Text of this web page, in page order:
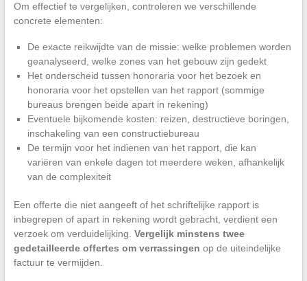
Om effectief te vergelijken, controleren we verschillende
concrete elementen:
De exacte reikwijdte van de missie: welke problemen worden
geanalyseerd, welke zones van het gebouw zijn gedekt
Het onderscheid tussen honoraria voor het bezoek en
honoraria voor het opstellen van het rapport (sommige
bureaus brengen beide apart in rekening)
Eventuele bijkomende kosten: reizen, destructieve boringen,
inschakeling van een constructiebureau
De termijn voor het indienen van het rapport, die kan
variëren van enkele dagen tot meerdere weken, afhankelijk
van de complexiteit
Een offerte die niet aangeeft of het schriftelijke rapport is
inbegrepen of apart in rekening wordt gebracht, verdient een
verzoek om verduidelijking. Vergelijk minstens twee
gedetailleerde offertes om verrassingen op de uiteindelijke
factuur te vermijden.